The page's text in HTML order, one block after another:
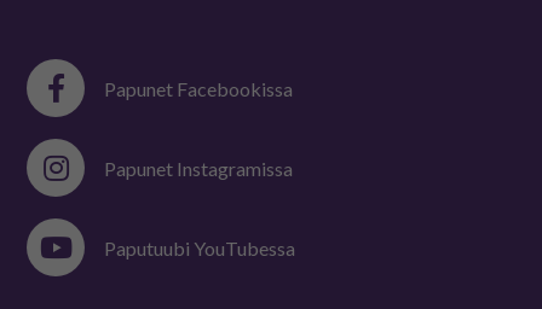
Papunet Facebookissa
Papunet Instagramissa
Paputuubi YouTubessa